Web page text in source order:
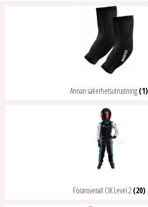
Annan säkerhetsutrustning(1)
Föraroverall CIK Level 2(20)